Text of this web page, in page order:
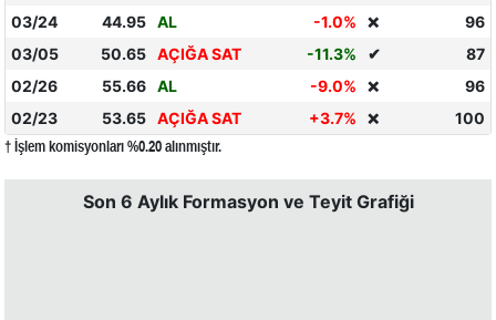
03/24
44.95 AL -1.0% ❌
96
03/05
50.65 AÇIĞA SAT -11.3% ✔
87
02/26
55.66 AL -9.0% ❌
96
02/23
53.65 AÇIĞA SAT +3.7% ❌ 100
† İşlem komisyonları %0.20 alınmıştır.
Son 6 Aylık Formasyon ve Teyit Grafiği